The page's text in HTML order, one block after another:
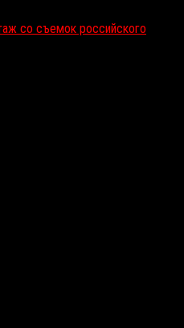
со съемок российского